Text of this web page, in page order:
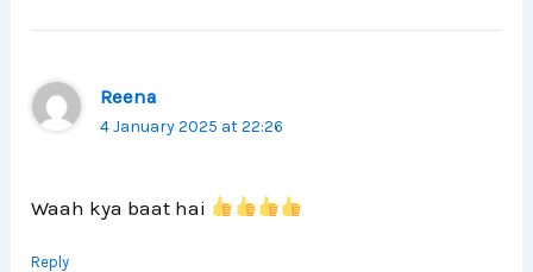
Reena
4 January 2025 at 22:26
Waah kya baat hai
Reply